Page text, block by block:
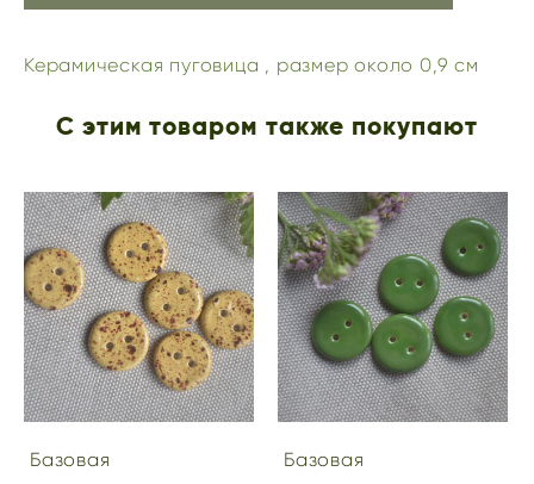
Керамическая пуговица , размер около 0,9 см
С этим товаром также покупают
Базовая
Базовая